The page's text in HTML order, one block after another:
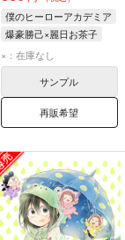
僕のヒーローアカデミア
爆豪勝己×麗日お茶子
麗日お茶子
×：在庫なし
サンプル
再販希望